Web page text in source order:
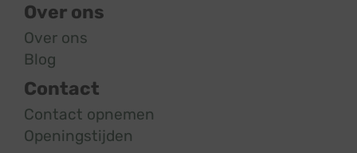
Over ons
Over ons
Blog
Contact
Contact opnemen
Openingstijden